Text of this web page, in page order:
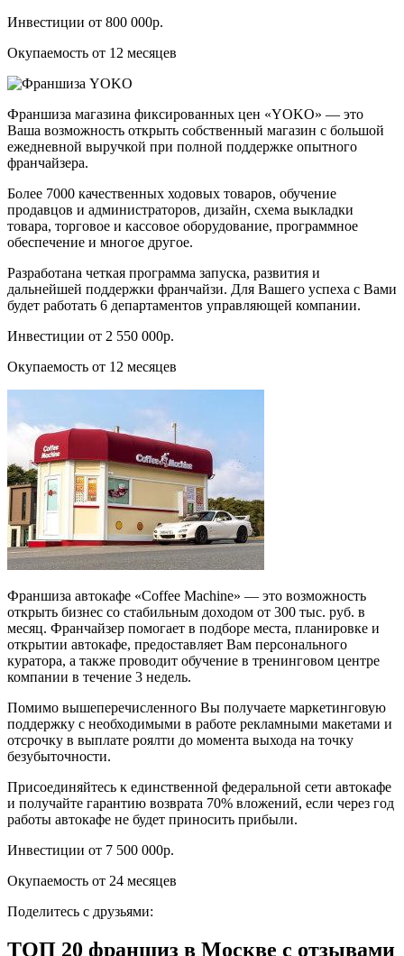
Инвестиции от 800 000р.
Окупаемость от 12 месяцев
Франшиза магазина фиксированных цен «YOKO» — это
Ваша возможность открыть собственный магазин с большой
ежедневной выручкой при полной поддержке опытного
франчайзера.
Более 7000 качественных ходовых товаров, обучение
продавцов и администраторов, дизайн, схема выкладки
товара, торговое и кассовое оборудование, программное
обеспечение и многое другое.
Разработана четкая программа запуска, развития и
дальнейшей поддержки франчайзи. Для Вашего успеха с Вами
будет работать 6 департаментов управляющей компании.
Инвестиции от 2 550 000р.
Окупаемость от 12 месяцев
Франшиза автокафе «Coffee Machine» — это возможность
открыть бизнес со стабильным доходом от 300 тыс. руб. в
месяц. Франчайзер помогает в подборе места, планировке и
открытии автокафе, предоставляет Вам персонального
куратора, а также проводит обучение в тренинговом центре
компании в течение 3 недель.
Помимо вышеперечисленного Вы получаете маркетинговую
поддержку с необходимыми в работе рекламными макетами и
отсрочку в выплате роялти до момента выхода на точку
безубыточности.
Присоединяйтесь к единственной федеральной сети автокафе
и получайте гарантию возврата 70% вложений, если через год
работы автокафе не будет приносить прибыли.
Инвестиции от 7 500 000р.
Окупаемость от 24 месяцев
Поделитесь с друзьями:
ТОП 20 франшиз в Москве с отзывами